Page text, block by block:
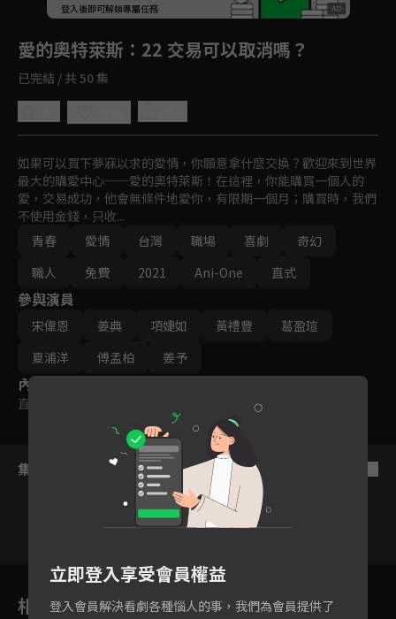
登入後即可解鎖專屬任務
愛的奧特萊斯 ：22 交易可以取消嗎？
已完結 / 共 50 集
如果可以買下夢寐以求的愛情，你願意拿什麼交換？歡迎來到世界
最大的購愛中心──愛的奧特萊斯！在這裡，你能購買一個人的
愛，交易成功，他會無條件地愛你，有限期一個月；購買時，我們
不使用金錢，只收...
青春
愛情 台灣 職場 喜劇
奇幻
職人
免費 2021 Ani-One 直式
參與演員
宋偉恩 姜典 項婕如 黃禮豐
葛盈瑄
夏浦洋
傅孟柏 姜予
內容標籤
直式
集數列表
20 21 22
相關花絮
立即登入享受會員權益
登入會員解決看劇各種惱人的事，我們為會員提供了